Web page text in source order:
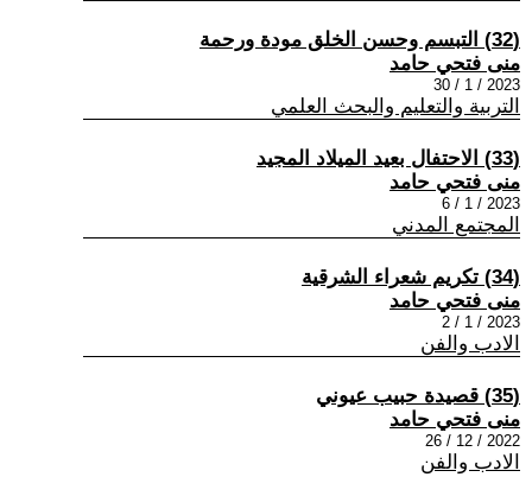
(32) التبسم وحسن الخلق مودة ورحمة
منى فتحي حامد
2023 / 1 / 30
التربية والتعليم والبحث العلمي
(33) الاحتفال بعيد الميلاد المجيد
منى فتحي حامد
2023 / 1 / 6
المجتمع المدني
(34) تكريم شعراء الشرقية
منى فتحي حامد
2023 / 1 / 2
الادب والفن
(35) قصيدة حبيب عيوني
منى فتحي حامد
2022 / 12 / 26
الادب والفن